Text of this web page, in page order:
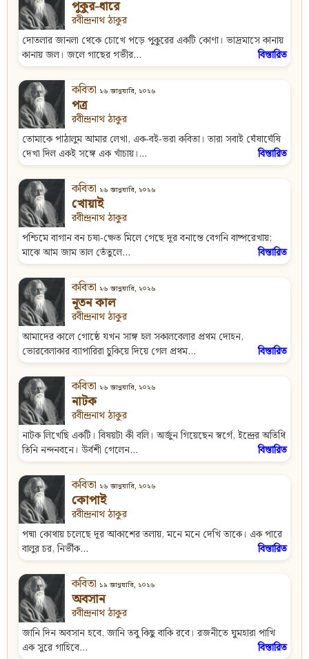
পুকুর-ধারে
রবীন্দ্রনাথ ঠাকুর
দোতলার জানলা থেকে চোখে পড়ে পুকুরের একটি কোণা। ভাদ্রমাসে কানায়
কানায় জল। জলে গাছের গভীর...
বিস্তারিত
কবিতা ২৬ জানুয়ারি, ২০২৬
পত্র
রবীন্দ্রনাথ ঠাকুর
তোমাকে পাঠালুম আমার লেখা, এক‐বই‐ভরা কবিতা। তারা সবাই ঘেঁষাঘেঁষি
দেখা দিল একই সঙ্গে এক খাঁচায়।...
বিস্তারিত
কবিতা ২৬ জানুয়ারি, ২০২৬
খোয়াই
রবীন্দ্রনাথ ঠাকুর
পশ্চিমে বাগান বন চষা‐ক্ষেত মিলে গেছে দূর বনান্তে বেগনি বাষ্পরেখায়;
মাঝে আম জাম তাল তেঁতুলে...
বিস্তারিত
কবিতা ২৬ জানুয়ারি, ২০২৬
নূতন কাল
রবীন্দ্রনাথ ঠাকুর
আমাদের কালে গোষ্ঠে যখন সাঙ্গ হল সকালবেলার প্রথম দোহন,
ভোরবেলাকার ব্যাপারিরা চুকিয়ে দিয়ে গেল প্রথম...
বিস্তারিত
কবিতা ২৬ জানুয়ারি, ২০২৬
নাটক
রবীন্দ্রনাথ ঠাকুর
নাটক লিখেছি একটি। বিষয়টা কী বলি। অর্জুন গিয়েছেন স্বর্গে, ইন্দ্রের অতিথি
তিনি নন্দনবনে। উর্বশী গেলেন...
বিস্তারিত
কবিতা ২৬ জানুয়ারি, ২০২৬
কোপাই
রবীন্দ্রনাথ ঠাকুর
পদ্মা কোথায় চলেছে দূর আকাশের তলায়, মনে মনে দেখি তাকে। এক পারে
বালুর চর, নির্ভীক...
বিস্তারিত
কবিতা ১৯ জানুয়ারি, ২০২৬
অবসান
রবীন্দ্রনাথ ঠাকুর
জানি দিন অবসান হবে, জানি তবু কিছু বাকি রবে। রজনীতে ঘুমহারা পাখি
এক সুরে গাহিবে...
বিস্তারিত